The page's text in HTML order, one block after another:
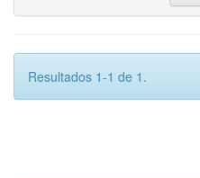
Resultados 1-1 de 1.